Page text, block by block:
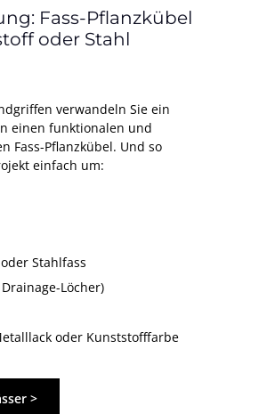
Fass-Pflanzkübel
oder Stahl
verwandeln Sie ein
einen funktionalen und
Fass-Pflanzkübel. Und so
einfach um:
Stahlfass
Löcher)
oder Kunststofffarbe
>